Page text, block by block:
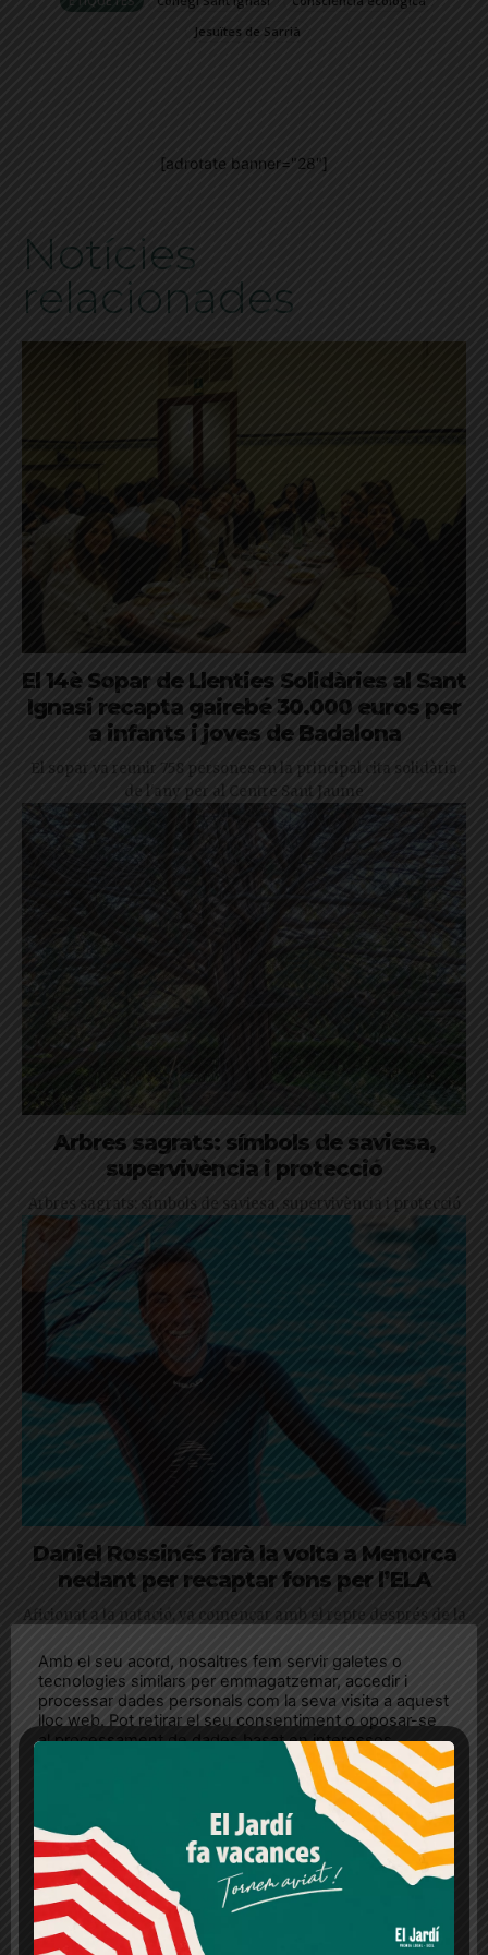
Jesuïtes de Sarrià
[adrotate banner="28"]
Notícies
relacionades
El 14è Sopar de Llenties Solidàries al Sant
Ignasi recapta gairebé 30.000 euros per
a infants i joves de Badalona
El sopar va reunir 758 persones en la principal cita solidària
de l'any per al Centre Sant Jaume
Arbres sagrats: símbols de saviesa,
supervivència i protecció
Arbres sagrats: símbols de saviesa, supervivència i protecció
Daniel Rossinés farà la volta a Menorca
nedant per recaptar fons per l’ELA
Aficionat a la natació, va començar amb el repte després de la
Sarrià
Amb el seu acord, nosaltres fem servir galetes o
tecnologies similars per emmagatzemar, accedir i
processar dades personals com la seva visita a aquest
lloc web. Pot retirar el seu consentiment o oposar-se
al processament de dades basat en interessos
legítims en qualsevol moment fent clic a "Ajustos de
cookies" o a la nostra Política de privacitat en aquest
lloc web. Si cliques "acceptar" dones el teu
Més informació Acceptar Rebutjar tot
Quan l’usuari crea un compte al Diari el Jardí, dona el